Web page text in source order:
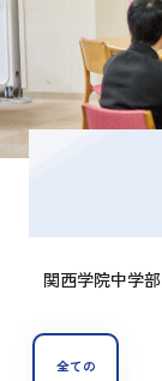
関西学院中学部
全ての